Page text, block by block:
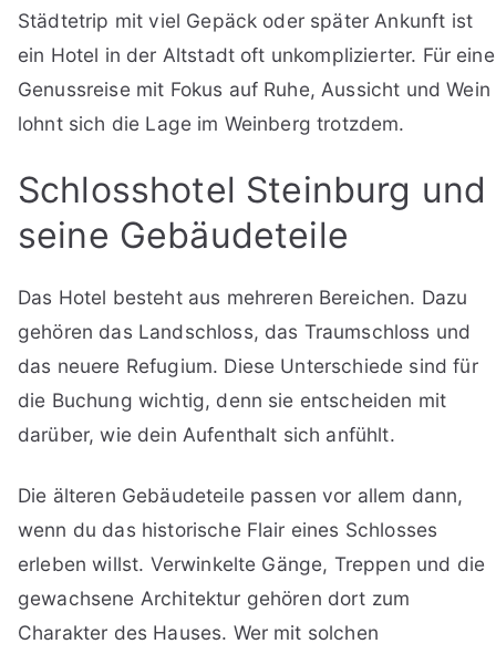
Städtetrip mit viel Gepäck oder später Ankunft ist
ein Hotel in der Altstadt oft unkomplizierter. Für eine
Genussreise mit Fokus auf Ruhe, Aussicht und Wein
lohnt sich die Lage im Weinberg trotzdem.
Schlosshotel Steinburg und
seine Gebäudeteile
Das Hotel besteht aus mehreren Bereichen. Dazu
gehören das Landschloss, das Traumschloss und
das neuere Refugium. Diese Unterschiede sind für
die Buchung wichtig, denn sie entscheiden mit
darüber, wie dein Aufenthalt sich anfühlt.
Die älteren Gebäudeteile passen vor allem dann,
wenn du das historische Flair eines Schlosses
erleben willst. Verwinkelte Gänge, Treppen und die
gewachsene Architektur gehören dort zum
Charakter des Hauses. Wer mit solchen